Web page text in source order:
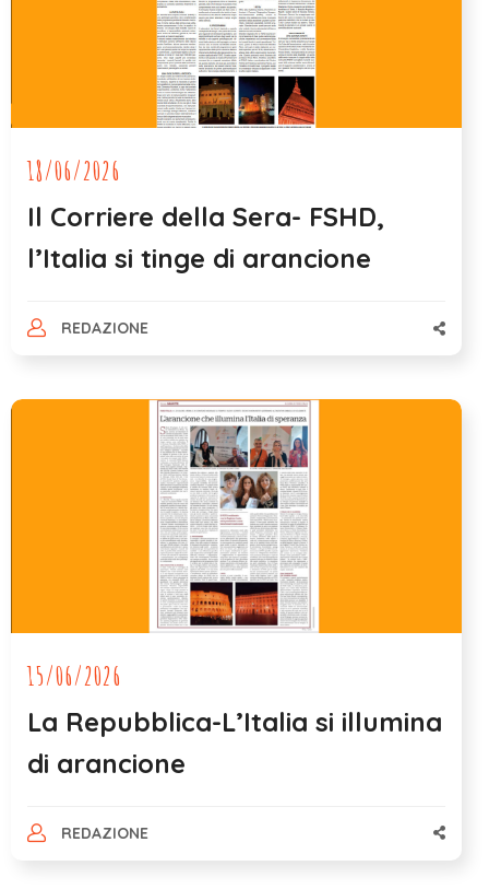
18/06/2026
Il Corriere della Sera- FSHD,
l’Italia si tinge di arancione
REDAZIONE
15/06/2026
La Repubblica-L’Italia si illumina
di arancione
REDAZIONE